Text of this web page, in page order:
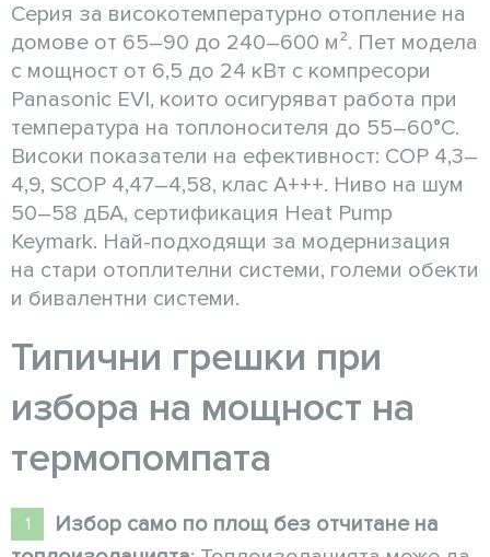
Серия за високотемпературно отопление на
домове от 65–90 до 240–600 м². Пет модела
с мощност от 6,5 до 24 кВт с компресори
Panasonic EVI, които осигуряват работа при
температура на топлоносителя до 55–60°C.
Високи показатели на ефективност: COP 4,3–
4,9, SCOP 4,47–4,58, клас A+++. Ниво на шум
50–58 дБА, сертификация Heat Pump
Keymark. Най-подходящи за модернизация
на стари отоплителни системи, големи обекти
и бивалентни системи.
Типични грешки при
избора на мощност на
термопомпата
Избор само по площ без отчитане на